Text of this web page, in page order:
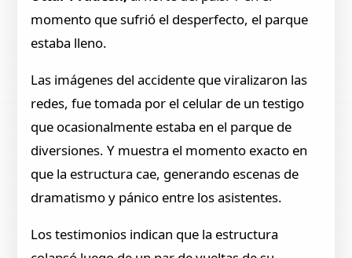
momento que sufrió el desperfecto, el parque
estaba lleno.
Las imágenes del accidente que viralizaron las
redes, fue tomada por el celular de un testigo
que ocasionalmente estaba en el parque de
diversiones. Y muestra el momento exacto en
que la estructura cae, generando escenas de
dramatismo y pánico entre los asistentes.
Los testimonios indican que la estructura